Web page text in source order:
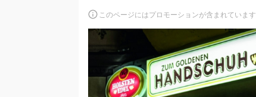
このページにはプロモーションが含まれています